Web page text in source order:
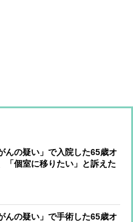
んの疑い」で入院した65歳オ
「個室に移りたい」と訴えた
師がピシャリと言った言葉
んの疑い」で手術した65歳オ